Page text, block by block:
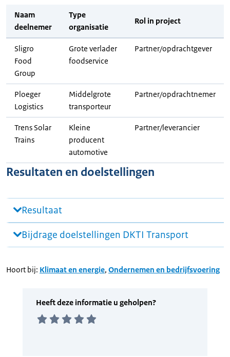
Naam
deelnemer
Type
organisatie
Rol in project
Sligro
Food
Group
Grote verlader
foodservice
Partner/opdrachtgever
Ploeger
Logistics
Middelgrote
transporteur
Partner/opdrachtnemer
Trens Solar
Trains
Kleine
producent
automotive
Partner/leverancier
Resultaten en doelstellingen
Resultaat
Bijdrage doelstellingen DKTI Transport
Hoort bij: Klimaat en energie, Ondernemen en bedrijfsvoering